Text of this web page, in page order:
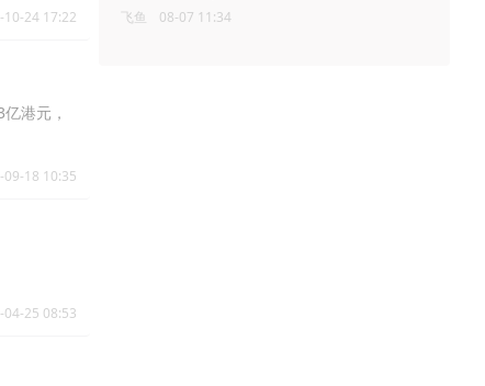
10-24 17:22
港元，
09-18 10:35
04-25 08:53
飞鱼 08-07 11:34